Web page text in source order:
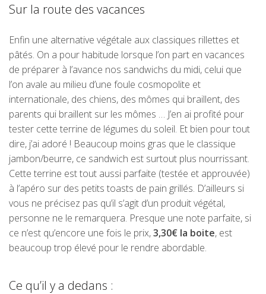
Sur la route des vacances
Enfin une alternative végétale aux classiques rillettes et
pâtés. On a pour habitude lorsque l’on part en vacances
de préparer à l’avance nos sandwichs du midi, celui que
l’on avale au milieu d’une foule cosmopolite et
internationale, des chiens, des mômes qui braillent, des
parents qui braillent sur les mômes … J’en ai profité pour
tester cette terrine de légumes du soleil. Et bien pour tout
dire, j’ai adoré ! Beaucoup moins gras que le classique
jambon/beurre, ce sandwich est surtout plus nourrissant.
Cette terrine est tout aussi parfaite (testée et approuvée)
à l’apéro sur des petits toasts de pain grillés. D’ailleurs si
vous ne précisez pas qu’il s’agit d’un produit végétal,
personne ne le remarquera. Presque une note parfaite, si
ce n’est qu’encore une fois le prix,3,30€ la boite, est
beaucoup trop élevé pour le rendre abordable.
Ce qu’il y a dedans :